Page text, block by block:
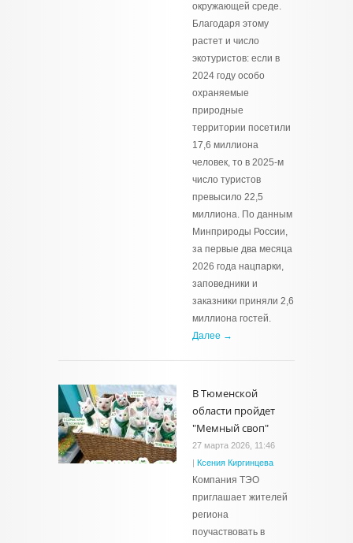
окружающей среде.
Благодаря этому
растет и число
экотуристов: если в
2024 году особо
охраняемые
природные
территории посетили
17,6 миллиона
человек, то в 2025-м
число туристов
превысило 22,5
миллиона. По данным
Минприроды России,
за первые два месяца
2026 года нацпарки,
заповедники и
заказники приняли 2,6
миллиона гостей.
Далее →
В Тюменской
области пройдет
"Мемный своп"
27 марта 2026, 11:46
| Ксения Киргинцева
Компания ТЭО
приглашает жителей
региона
поучаствовать в